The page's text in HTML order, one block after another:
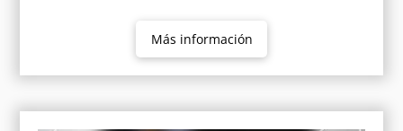
Más información